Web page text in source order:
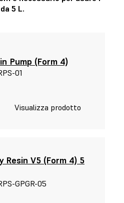
Pump (Form 4)
01
Visualizza prodotto
Resin V5 (Form 4) 5
GPGR-05
5 L.